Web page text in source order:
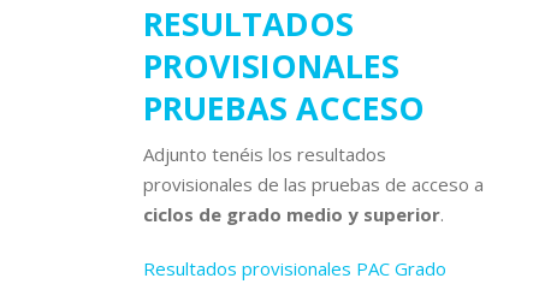
RESULTADOS
PROVISIONALES
PRUEBAS ACCESO
Adjunto tenéis los resultados
provisionales de las pruebas de acceso a
ciclos de grado medio y superior.
Resultados provisionales PAC Grado